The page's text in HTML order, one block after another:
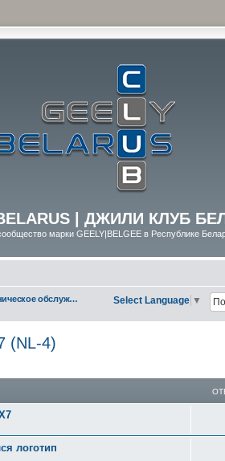
BELARUS | ДЖИЛИ КЛУБ
марки GEELY|BELGEE в Республике
Техническое обслуживание (ТО) Geely Emgrand X7 (NL-4) Select Language ▼
(NL-4)
логотип